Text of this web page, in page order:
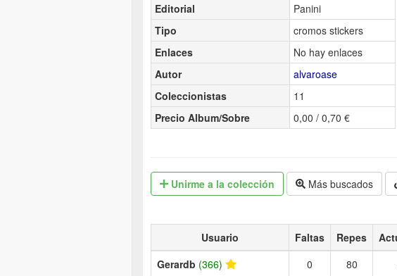
Editorial
Panini
Tipo
cromos stickers
Enlaces
No hay enlaces
Autor
alvaroase
Coleccionistas
11
Precio Album/Sobre
0,00 / 0,70 €
Unirme a la colección Más buscados
Usuario Faltas Repes
Gerardb (366) 0 80